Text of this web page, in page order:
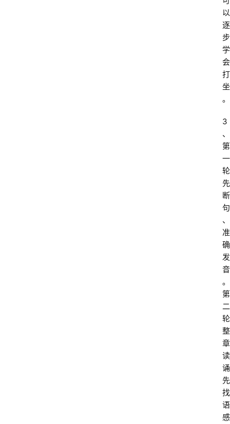
以
逐
步
学
会
打
坐
。
3
、
第
一
轮
先
断
句
、
准
确
发
音
。
第
二
轮
整
章
读
诵
先
找
语
感